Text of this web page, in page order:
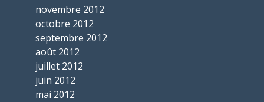
novembre 2012
octobre 2012
septembre 2012
août 2012
juillet 2012
juin 2012
mai 2012